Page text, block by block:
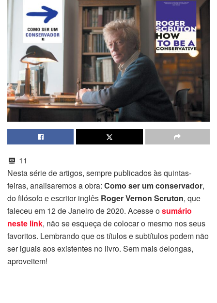
11
Nesta série de artigos, sempre publicados às quintas-
feiras, analisaremos a obra: Como ser um conservador,
do filósofo e escritor inglês Roger Vernon Scruton, que
faleceu em 12 de Janeiro de 2020. Acesse osumário
neste link, não se esqueça de colocar o mesmo nos seus
favoritos. Lembrando que os títulos e subtítulos podem não
ser iguais aos existentes no livro. Sem mais delongas,
aproveitem!